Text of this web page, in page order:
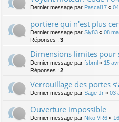
Dernier message par Pascal17 «
portiere qui n'est plus
Dernier message par Sly83 « 08
Réponses : 3
Dimensions limites
Dernier message par fsbrnl « 15
Réponses : 2
Verrouillage des portes
Dernier message par Sage-Jr « 03
Ouverture impossible
Dernier message par Niko VR6 «